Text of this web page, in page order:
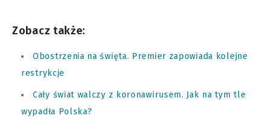
Zobacz także:
Obostrzenia na święta. Premier zapowiada kolejne
restrykcje
Cały świat walczy z koronawirusem. Jak na tym tle
wypadła Polska?